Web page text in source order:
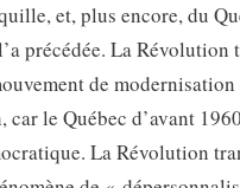
et, plus encore, du
précédée. La Révolution
de modernisation
car le Québec d’avant
La Révolution